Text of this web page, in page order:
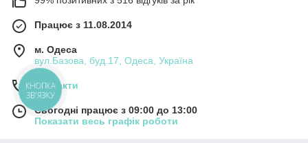
Працює з 11.08.2014
м. Одеса
вул.Базова, буд.17, Одеса, Україна
Контакти
Сьогодні працює з 09:00 до 13:00
Показати весь графік роботи
КНОПКА
ЗВ'ЯЗКУ